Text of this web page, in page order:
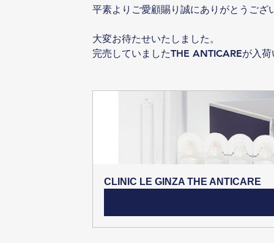
平素よりご愛顧賜り誠にありがとうござ
大変お待たせいたしました。
完売していましたTHE ANTICAREが入
CLINIC LE GINZA THE ANTICARE